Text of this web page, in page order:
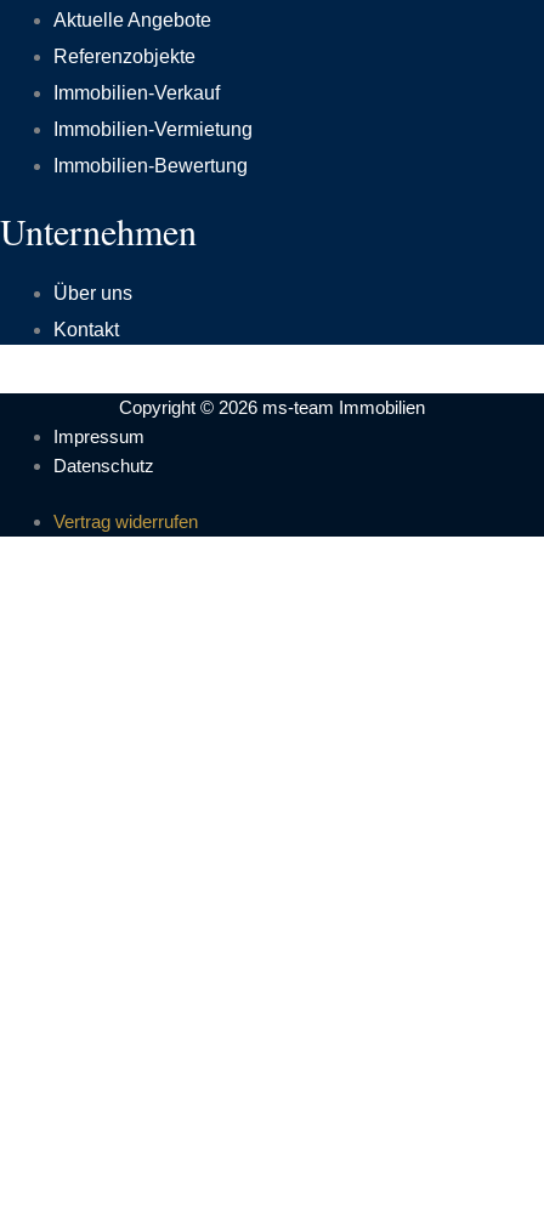
Aktuelle Angebote
Referenzobjekte
Immobilien-Verkauf
Immobilien-Vermietung
Immobilien-Bewertung
Unternehmen
Über uns
Kontakt
Copyright © 2026 ms-team Immobilien
Impressum
Datenschutz
Vertrag widerrufen